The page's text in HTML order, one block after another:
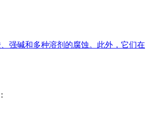
强碱和多种溶剂的腐蚀。此外，它们在